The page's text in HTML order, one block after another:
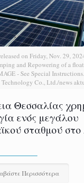
on Friday, Nov. 29,
and Repowering of a
- See Special
Technology Co., Ltd./news
Θεσσαλίας
ενός μεγάλου
σταθμού στο
Περισσότερα